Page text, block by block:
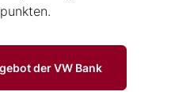
punkten.
der VW Bank